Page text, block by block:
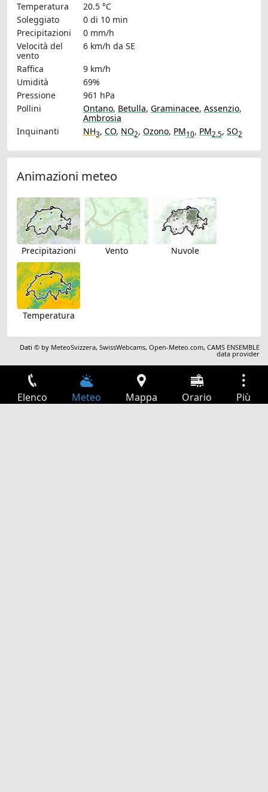
Temperatura
20.5 °C
Soleggiato
0 di 10 min
Precipitazioni
0 mm/h
Velocità del
vento
6 km/h da SE
Raffica
9 km/h
Umidità
69%
Pressione
961 hPa
Pollini
Ontano, Betulla, Graminacee, Assenzio,
Ambrosia
Inquinanti
NH3, CO, NO2, Ozono, PM10, PM2.5, SO2
Animazioni meteo
Precipitazioni Vento Nuvole
Temperatura
Dati © by MeteoSvizzera,SwissWebcams,Open-Meteo.com,CAMS ENSEMBLE
data provider
Elenco Meteo Mappa Orario Più